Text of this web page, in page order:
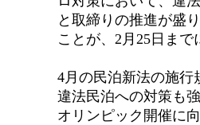
と取締りの推進が盛
ことが、2月25日まで
4月の民泊新法の施行
違法民泊への対策も
オリンピック開催に